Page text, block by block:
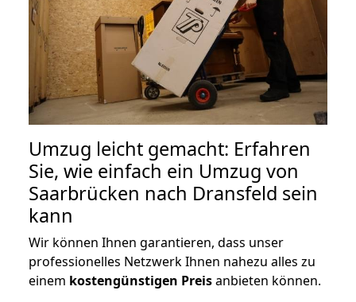
Umzug leicht gemacht: Erfahren
Sie, wie einfach ein Umzug von
Saarbrücken nach Dransfeld sein
kann
Wir können Ihnen garantieren, dass unser
professionelles Netzwerk Ihnen nahezu alles zu
einem kostengünstigen Preisanbieten können.